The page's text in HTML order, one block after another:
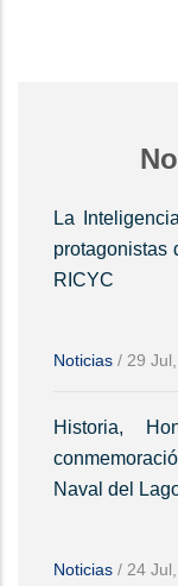
La
protagonistas
RICYC
Noticias / 29
Historia,
Naval del
Noticias / 24